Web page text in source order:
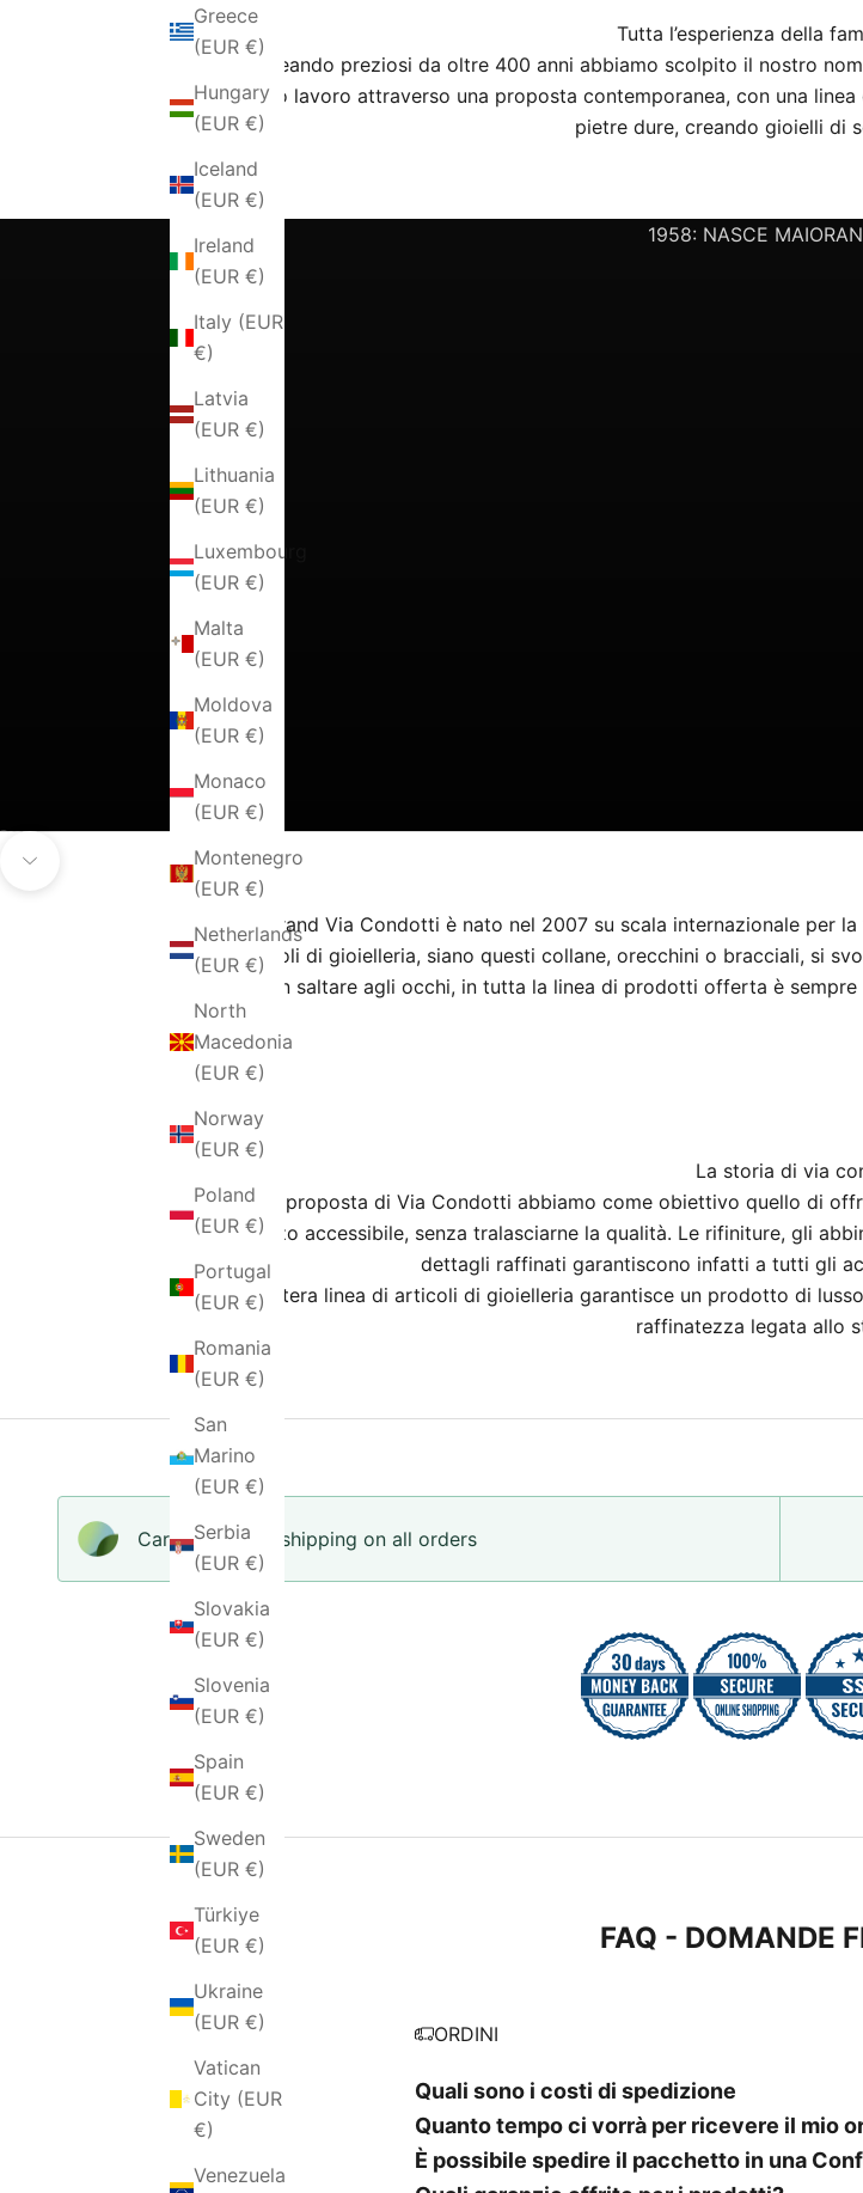
Greece
(EUR €)
Hungary
(EUR €)
Iceland
(EUR €)
Ireland
(EUR €)
Italy (EUR
€)
Latvia
(EUR €)
Lithuania
(EUR €)
Luxembourg
(EUR €)
Malta
(EUR €)
Moldova
(EUR €)
Monaco
(EUR €)
Montenegro
(EUR €)
Netherlands
(EUR €)
North
Macedonia
(EUR €)
Norway
(EUR €)
Poland
(EUR €)
Portugal
(EUR €)
Romania
(EUR €)
San
Marino
(EUR €)
Serbia
(EUR €)
Slovakia
(EUR €)
Slovenia
(EUR €)
Spain
(EUR €)
Sweden
(EUR €)
Türkiye
(EUR €)
Ukraine
(EUR €)
Vatican
City (EUR
€)
Venezuela
Tutta l’esperienza della
che creando preziosi da oltre 400 anni abbiamo scolpito il nostro
proprio lavoro attraverso una proposta contemporanea, con una
pietre dure, creando gioielli di
1958: NASCE
Navigate to next section
Il brand Via Condotti è nato nel 2007 su scala internazionale per
articoli di gioielleria, siano questi collane, orecchini o bracciali, si
non saltare agli occhi, in tutta la linea di prodotti offerta è
La storia di via
Con la proposta di Via Condotti abbiamo come obiettivo quello di
prezzo accessibile, senza tralasciarne la qualità. Le rifiniture, gli
dettagli raffinati garantiscono infatti a tutti gli
L’intera linea di articoli di gioielleria garantisce un prodotto di
raffinatezza legata allo
Carbon-neutral shipping on all orders
FAQ - DOMANDE
ORDINI
Quali sono i costi di spedizione
Quanto tempo ci vorrà per ricevere il mio
È possibile spedire il pacchetto in una